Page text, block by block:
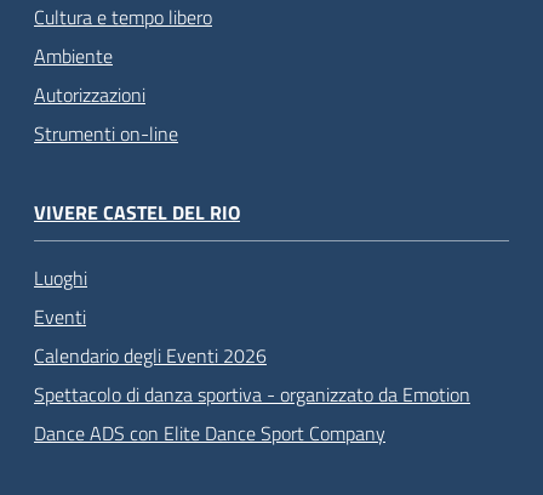
Cultura e tempo libero
Ambiente
Autorizzazioni
Strumenti on-line
VIVERE CASTEL DEL RIO
Luoghi
Eventi
Calendario degli Eventi 2026
Spettacolo di danza sportiva - organizzato da Emotion
Dance ADS con Elite Dance Sport Company